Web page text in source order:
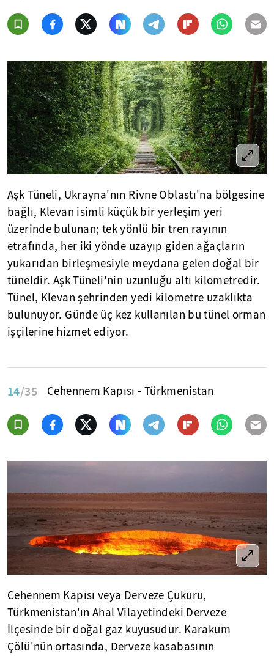
Aşk Tüneli, Ukrayna'nın Rivne Oblastı'na bölgesine
bağlı, Klevan isimli küçük bir yerleşim yeri
üzerinde bulunan; tek yönlü bir tren rayının
etrafında, her iki yönde uzayıp giden ağaçların
yukarıdan birleşmesiyle meydana gelen doğal bir
tüneldir. Aşk Tüneli'nin uzunluğu altı kilometredir.
Tünel, Klevan şehrinden yedi kilometre uzaklıkta
bulunuyor. Günde üç kez kullanılan bu tünel orman
işçilerine hizmet ediyor.
14/35 Cehennem Kapısı - Türkmenistan
Cehennem Kapısı veya Derveze Çukuru,
Türkmenistan'ın Ahal Vilayetindeki Derveze
İlçesinde bir doğal gaz kuyusudur. Karakum
Çölü'nün ortasında, Derveze kasabasının